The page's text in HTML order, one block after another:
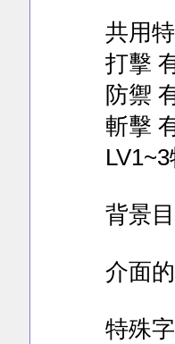
共用
打擊
防禦
斬擊
背景
介面
特殊